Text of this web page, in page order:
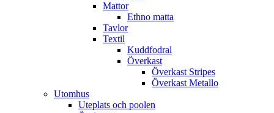
Mattor
Ethno matta
Tavlor
Textil
Kuddfodral
Överkast
Överkast Stripes
Överkast Metallo
Utomhus
Uteplats och poolen